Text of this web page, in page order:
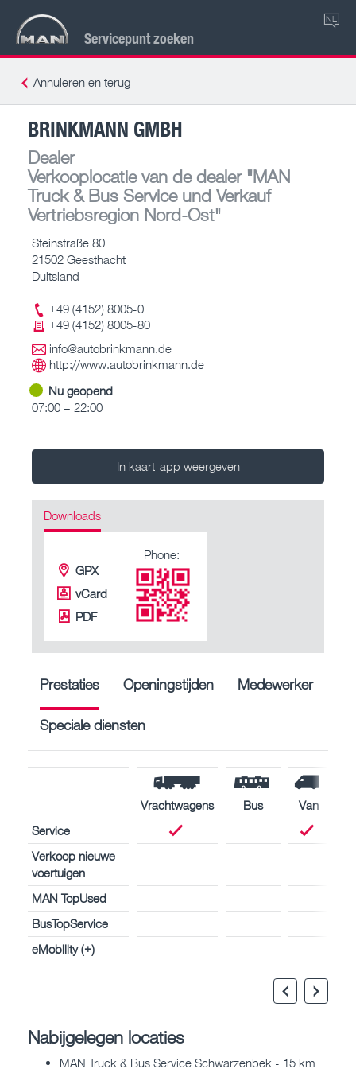
Servicepunt zoeken
NL
Annuleren en terug
BRINKMANN GMBH
Dealer
Verkooplocatie van de dealer"MAN
Truck & Bus Service und Verkauf
Vertriebsregion Nord-Ost"
Steinstraße 80
21502 Geesthacht
Duitsland
+49 (4152) 8005-0
+49 (4152) 8005-80
info@autobrinkmann.de
http://www.autobrinkmann.de
Nu geopend
07:00 – 22:00
In kaart-app weergeven
Downloads
GPX
vCard
PDF
Phone:
Prestaties Openingstijden Medewerker
Speciale diensten
Vrachtwagens Bus
Van
Service
Verkoop nieuwe
voertuigen
MAN TopUsed
BusTopService
eMobility (+)
Nabijgelegen locaties
MAN Truck & Bus Service Schwarzenbek - 15 km